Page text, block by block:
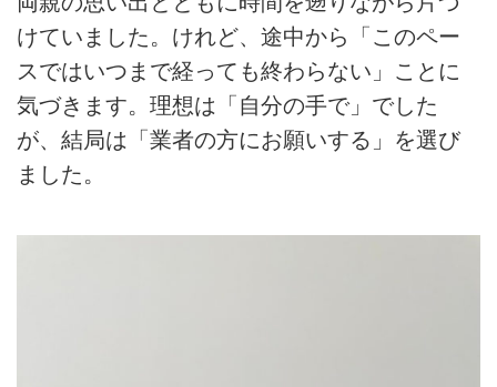
けていました。けれど、途中から「このペー
スではいつまで経っても終わらない」ことに
気づきます。理想は「自分の手で」でした
が、結局は「業者の方にお願いする」を選び
ました。